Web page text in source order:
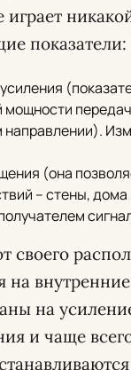
играет
показатели:
(она
– стены,
своего
на
на
и чаще